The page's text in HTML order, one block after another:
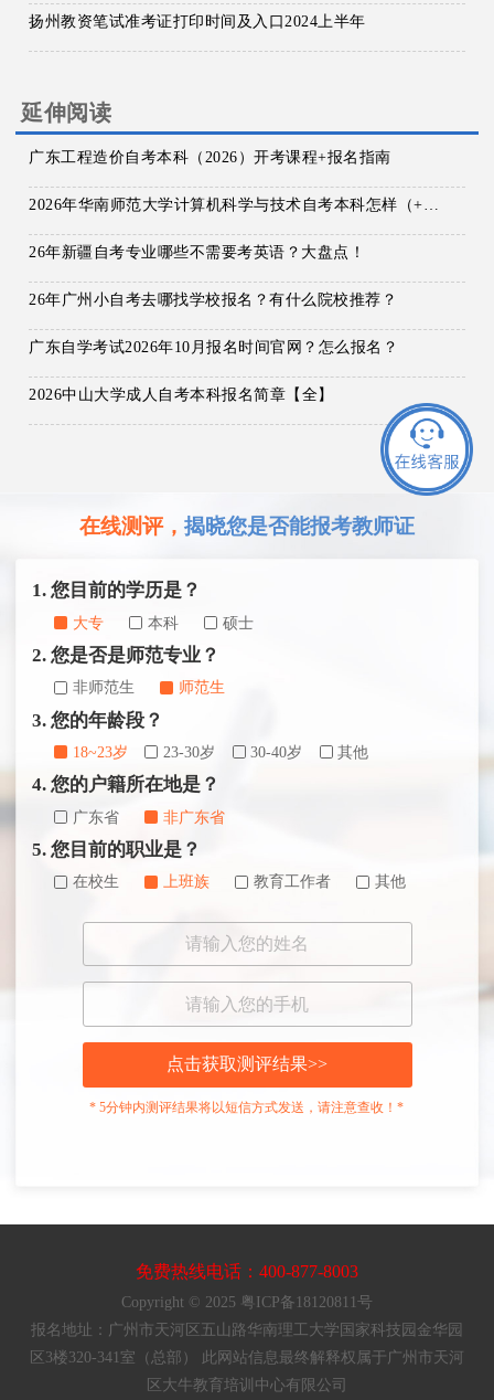
扬州教资笔试准考证打印时间及入口2024上半年
延伸阅读
广东工程造价自考本科（2026）开考课程+报名指南
26年新疆自考专业哪些不需要考英语？大盘点！
26年广州小自考去哪找学校报名？有什么院校推荐？
广东自学考试2026年10月报名时间官网？怎么报名？
2026中山大学成人自考本科报名简章【全】
在线测评， 揭晓您是否能报考教师证
1. 您目前的学历是？
大专 本科 硕士
2. 您是否是师范专业？
非师范生 师范生
3. 您的年龄段？
18~23岁 23-30岁 30-40岁 其他
4. 您的户籍所在地是？
广东省 非广东省
5. 您目前的职业是？
在校生 上班族 教育工作者 其他
点击获取测评结果>>
* 5分钟内测评结果将以短信方式发送，请注意查收！*
免费热线电话：400-877-8003
Copyright © 2025 粤ICP备18120811号
报名地址：广州市天河区五山路华南理工大学国家科技园金华园
区3楼320-341室（总部） 此网站信息最终解释权属于广州市天河
区大牛教育培训中心有限公司